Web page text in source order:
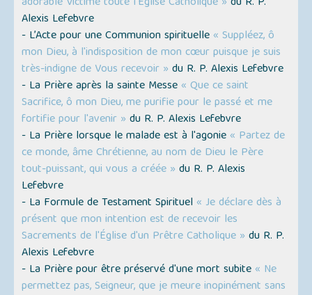
Alexis Lefebvre
- L’Acte pour une Communion spirituelle « Suppléez, ô
mon Dieu, à l'indisposition de mon cœur puisque je suis
très-indigne de Vous recevoir » du R. P. Alexis Lefebvre
- La Prière après la sainte Messe « Que ce saint
Sacrifice, ô mon Dieu, me purifie pour le passé et me
fortifie pour l'avenir » du R. P. Alexis Lefebvre
- La Prière lorsque le malade est à l'agonie « Partez de
ce monde, âme Chrétienne, au nom de Dieu le Père
tout-puissant, qui vous a créée » du R. P. Alexis
Lefebvre
- La Formule de Testament Spirituel « Je déclare dès à
présent que mon intention est de recevoir les
Sacrements de l'Église d'un Prêtre Catholique » du R. P.
Alexis Lefebvre
- La Prière pour être préservé d'une mort subite « Ne
permettez pas, Seigneur, que je meure inopinément sans